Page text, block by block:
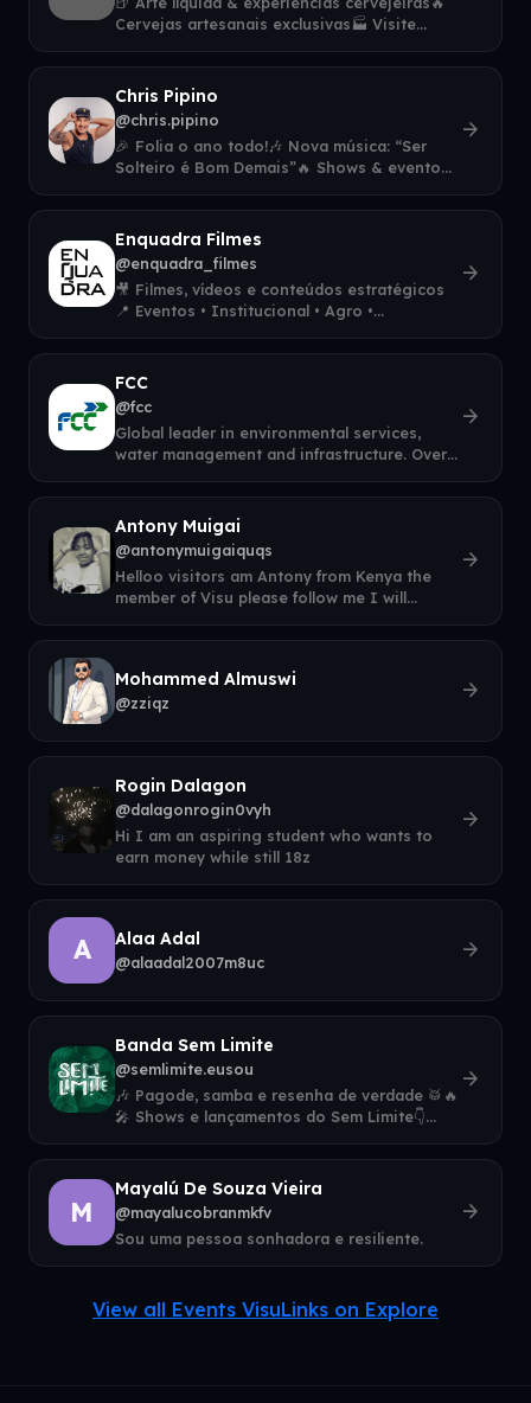
Cervejas artesanais exclusivas🏭 Visite
Chris Pipino
@chris.pipino
🎉 Folia o ano todo!🎶 Nova música: “Ser
Solteiro é Bom Demais”🔥 Shows & eventos
arrow_forward
Enquadra Filmes
@enquadra_filmes
🎥 Filmes, vídeos e conteúdos estratégicos
📍 Eventos • Institucional • Agro •
arrow_forward
FCC
@fcc
Global leader in environmental services,
water management and infrastructure. Over
arrow_forward
Antony Muigai
@antonymuigaiquqs
Helloo visitors am Antony from Kenya the
member of Visu please follow me I will
arrow_forward
Mohammed Almuswi
@zziqz arrow_forward
Rogin Dalagon
@dalagonrogin0vyh
Hi I am an aspiring student who wants to
earn money while still 18z
arrow_forward
A Alaa Adal
@alaadal2007m8uc arrow_forward
Banda Sem Limite
@semlimite.eusou
🎶 Pagode, samba e resenha de verdade 🥁🔥
🎤 Shows e lançamentos do Sem Limite👇
arrow_forward
M
Mayalú De Souza Vieira
@mayalucobranmkfv
Sou uma pessoa sonhadora e resiliente.
arrow_forward
View all Events VisuLinks on Explore